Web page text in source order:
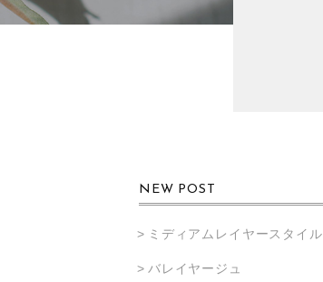
NEW POST
ミディアムレイヤースタイル
バレイヤージュ